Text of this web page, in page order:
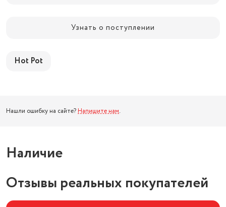
Узнать о поступлении
Hot Pot
Нашли ошибку на сайте? Напишите нам.
Наличие
Отзывы реальных покупателей